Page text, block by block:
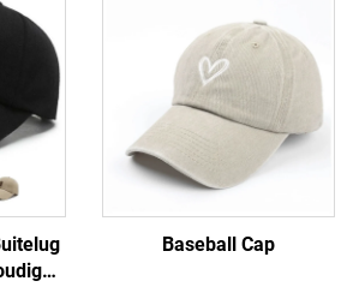
Baseball Cap